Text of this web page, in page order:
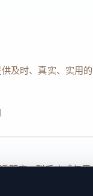
及时、真实、实用
明度、联系方式与